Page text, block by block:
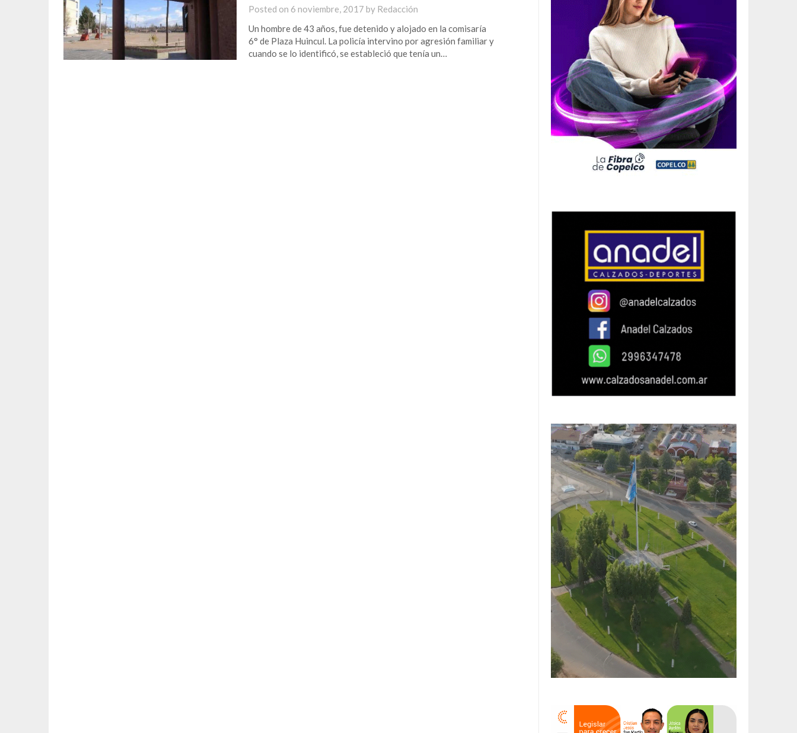
Posted on 6 noviembre, 2017 by Redacción
Un hombre de 43 años, fue detenido y alojado en la comisaría
6° de Plaza Huincul. La policía intervino por agresión familiar y
cuando se lo identificó, se estableció que tenía un…